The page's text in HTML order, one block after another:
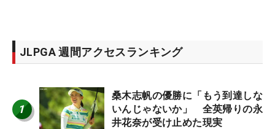
JLPGA 週間アクセスランキング
1
桑木志帆の優勝に「もう到達しな
いんじゃないか」 全英帰りの永
井花奈が受け止めた現実